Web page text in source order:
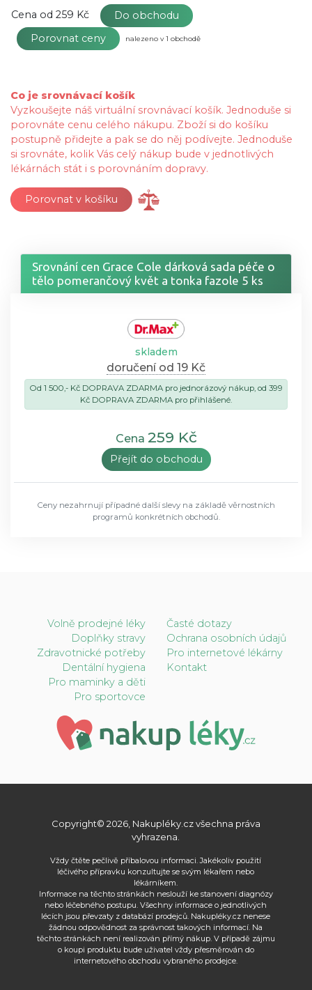
Cena od 259 Kč
Do obchodu
Porovnat ceny
nalezeno v 1 obchodě
Co je srovnávací košík
Vyzkoušejte náš virtuální srovnávací košík. Jednoduše si
porovnáte cenu celého nákupu. Zboží si do košíku
postupně přidejte a pak se do něj podívejte. Jednoduše
si srovnáte, kolik Vás celý nákup bude v jednotlivých
lékárnách stát i s porovnáním dopravy.
Porovnat v košíku
Srovnání cen Grace Cole dárková sada péče o
tělo pomerančový květ a tonka fazole 5 ks
skladem
doručení od 19 Kč
Od 1 500,- Kč DOPRAVA ZDARMA pro jednorázový nákup, od 399
Kč DOPRAVA ZDARMA pro přihlášené.
Cena 259 Kč
Přejít do obchodu
Ceny nezahrnují případné další slevy na základě věrnostních
programů konkrétních obchodů.
Volně prodejné léky
Doplňky stravy
Zdravotnické potřeby
Dentální hygiena
Pro maminky a děti
Pro sportovce
Časté dotazy
Ochrana osobních údajů
Pro internetové lékárny
Kontakt
Copyright© 2026, Nakupléky.cz všechna práva
vyhrazena.
Vždy čtěte pečlivě příbalovou informaci. Jakékoliv použití
léčivého přípravku konzultujte se svým lékařem nebo
lékárníkem.
Informace na těchto stránkách neslouží ke stanovení diagnózy
nebo léčebného postupu. Všechny informace o jednotlivých
lécích jsou převzaty z databází prodejců. Nakupléky.cz nenese
žádnou odpovědnost za správnost takových informací. Na
těchto stránkách není realizován přímý nákup. V případě zájmu
o koupi produktu bude uživatel vždy přesměrován do
internetového obchodu vybraného prodejce.